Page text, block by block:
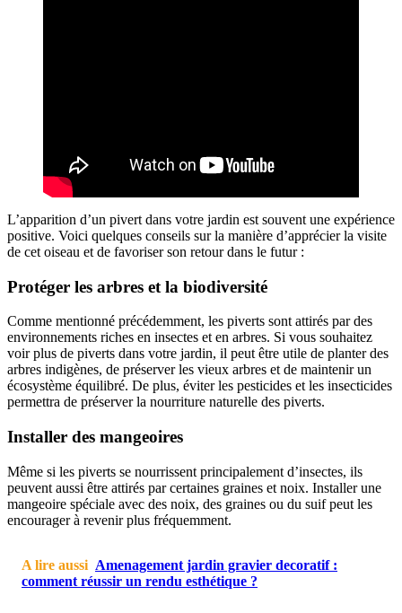
L’apparition d’un pivert dans votre jardin est souvent une expérience
positive. Voici quelques conseils sur la manière d’apprécier la visite
de cet oiseau et de favoriser son retour dans le futur :
Protéger les arbres et la biodiversité
Comme mentionné précédemment, les piverts sont attirés par des
environnements riches en insectes et en arbres. Si vous souhaitez
voir plus de piverts dans votre jardin, il peut être utile de planter des
arbres indigènes, de préserver les vieux arbres et de maintenir un
écosystème équilibré. De plus, éviter les pesticides et les insecticides
permettra de préserver la nourriture naturelle des piverts.
Installer des mangeoires
Même si les piverts se nourrissent principalement d’insectes, ils
peuvent aussi être attirés par certaines graines et noix. Installer une
mangeoire spéciale avec des noix, des graines ou du suif peut les
encourager à revenir plus fréquemment.
A lire aussi Amenagement jardin gravier decoratif :
comment réussir un rendu esthétique ?